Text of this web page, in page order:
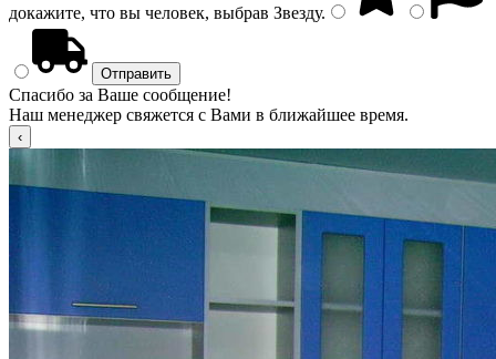
докажите, что вы человек, выбрав Звезду.
Спасибо за Ваше сообщение!
Наш менеджер свяжется с Вами в ближайшее время.